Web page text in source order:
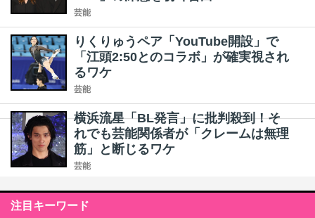
芸能
りくりゅうペア「YouTube開設」で
「江頭2:50とのコラボ」が確実視され
るワケ
芸能
横浜流星「BL発言」に批判殺到！そ
れでも芸能関係者が「クレームは無理
筋」と断じるワケ
芸能
注目キーワード